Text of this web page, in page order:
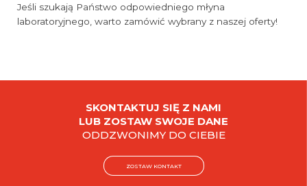
Jeśli szukają Państwo odpowiedniego młyna
laboratoryjnego, warto zamówić wybrany z naszej oferty!
SKONTAKTUJ SIĘ Z NAMI
LUB ZOSTAW SWOJE DANE
ODDZWONIMY DO CIEBIE
ZOSTAW KONTAKT